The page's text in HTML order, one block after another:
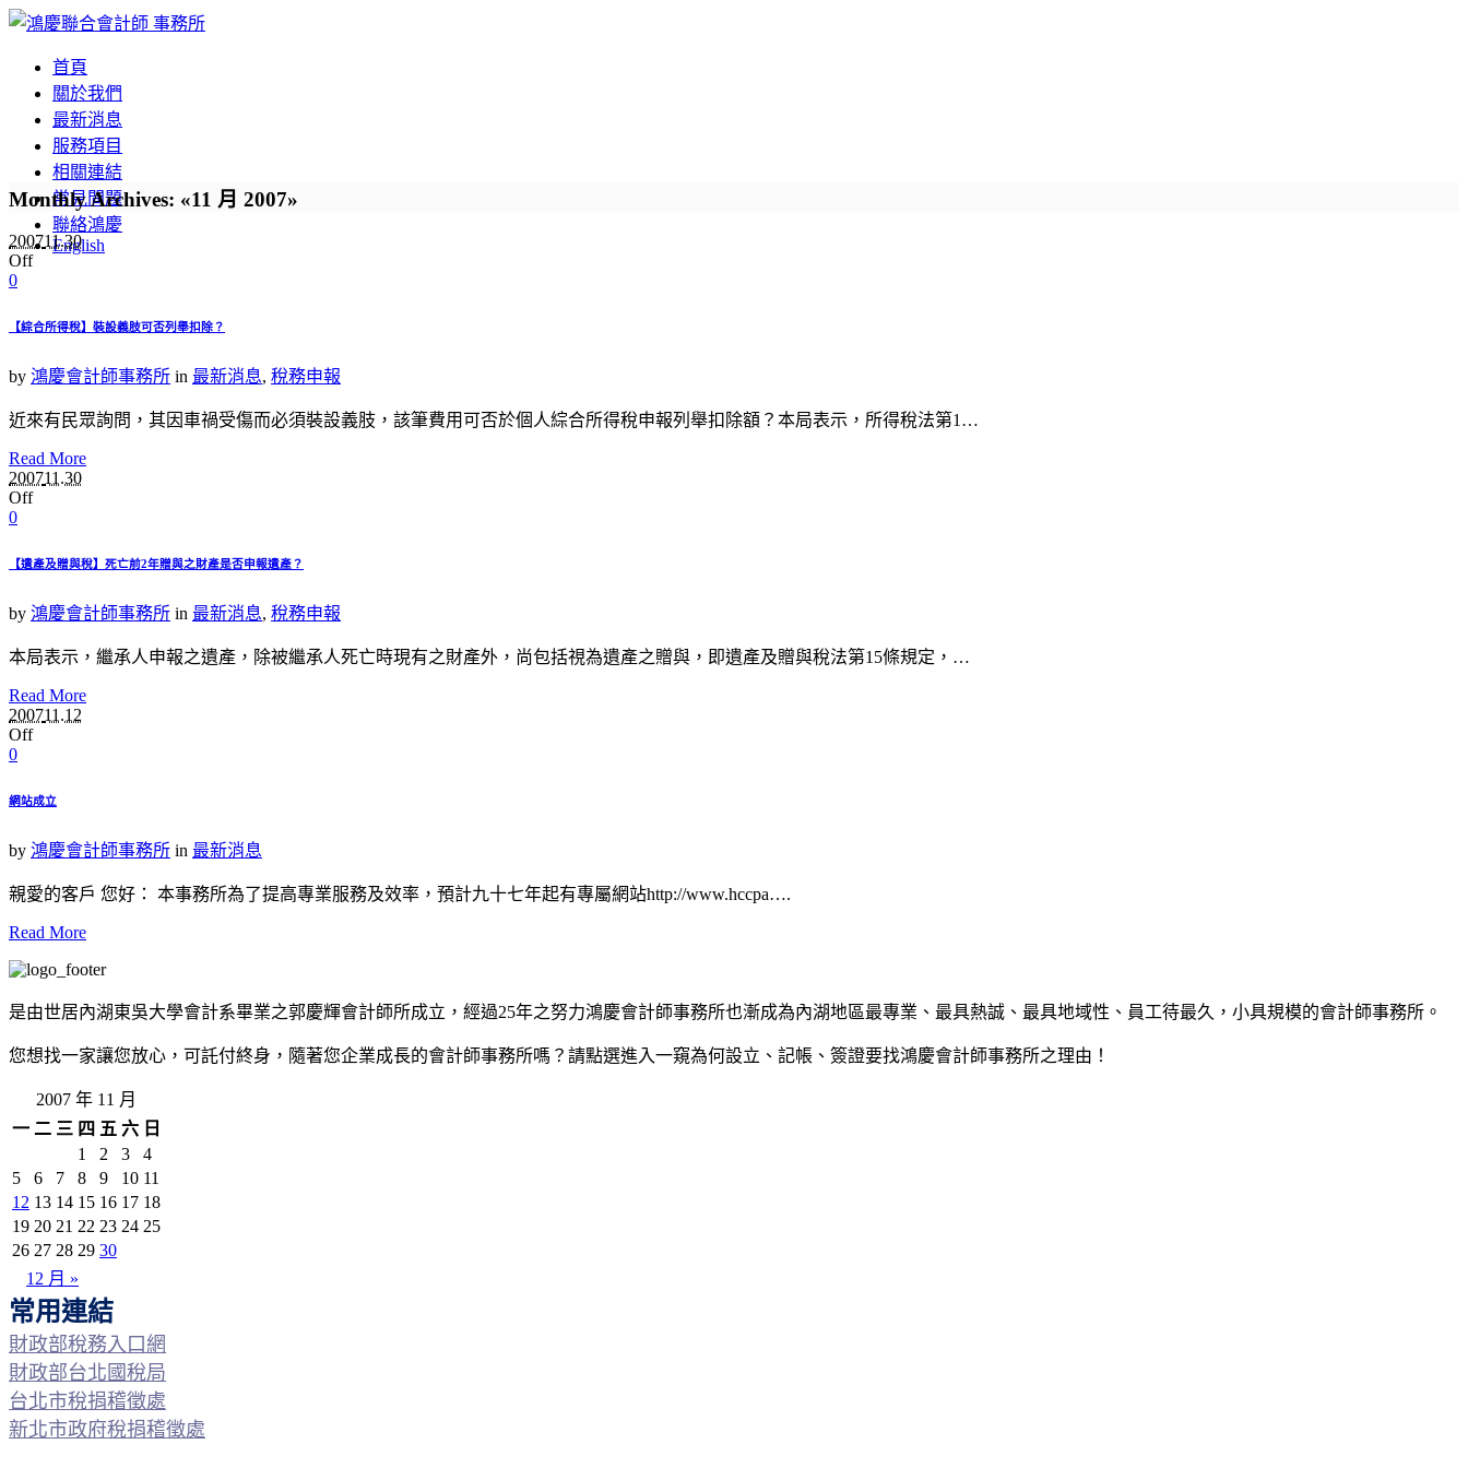
首頁
關於我們
最新消息
服務項目
相關連結
常見問題
聯絡鴻慶
English
Monthly Archives: «11 月 2007»
200711.30
Off
0
【綜合所得稅】裝設義肢可否列舉扣除？
by 鴻慶會計師事務所 in 最新消息, 稅務申報
近來有民眾詢問，其因車禍受傷而必須裝設義肢，該筆費用可否於個人綜合所得稅申報列舉扣除額？本局表示，所得稅法第1…
Read More
200711.30
Off
0
【遺產及贈與稅】死亡前2年贈與之財產是否申報遺產？
by 鴻慶會計師事務所 in 最新消息, 稅務申報
本局表示，繼承人申報之遺產，除被繼承人死亡時現有之財產外，尚包括視為遺產之贈與，即遺產及贈與稅法第15條規定，…
Read More
200711.12
Off
0
網站成立
by 鴻慶會計師事務所 in 最新消息
親愛的客戶 您好： 本事務所為了提高專業服務及效率，預計九十七年起有專屬網站http://www.hccpa….
Read More
是由世居內湖東吳大學會計系畢業之郭慶輝會計師所成立，經過25年之努力鴻慶會計師事務所也漸成為內湖地區最專業、最具熱誠、最具地域性、員工待最久，小具規模的會計師事務所。
您想找一家讓您放心，可託付終身，隨著您企業成長的會計師事務所嗎？請點選進入一窺為何設立、記帳、簽證要找鴻慶會計師事務所之理由！
2007 年 11 月
一 二 三 四 五 六 日
1
2 3
4
5
6 7 8 9 10 11
12 13 14 15 16 17 18
19 20 21 22 23 24 25
26 27 28 29 30
12 月 »
常用連結
財政部稅務入口網
財政部台北國稅局
台北市稅捐稽徵處
新北市政府稅捐稽徵處